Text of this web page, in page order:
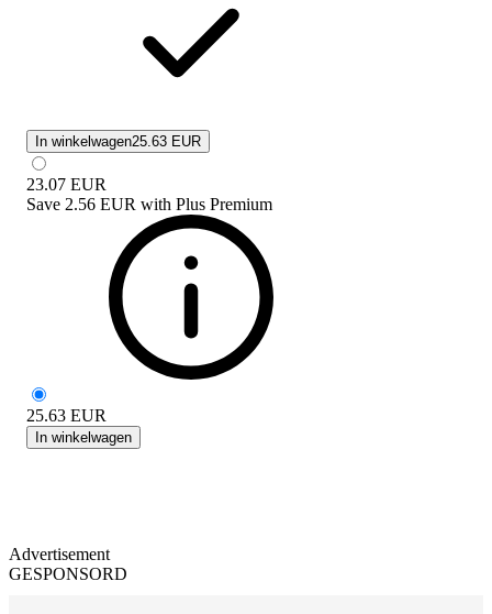
In winkelwagen25.63 EUR
23.07 EUR
Save 2.56 EUR with Plus Premium
25.63 EUR
In winkelwagen
Advertisement
GESPONSORD